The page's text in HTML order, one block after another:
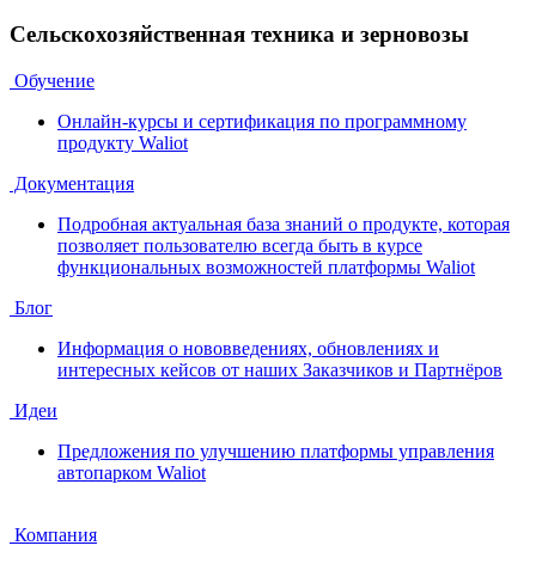
Сельскохозяйственная техника и зерновозы
Обучение
Онлайн-курсы и сертификация по программному
продукту Waliot
Документация
Подробная актуальная база знаний о продукте, которая
позволяет пользователю всегда быть в курсе
функциональных возможностей платформы Waliot
Блог
Информация о нововведениях, обновлениях и
интересных кейсов от наших Заказчиков и Партнёров
Идеи
Предложения по улучшению платформы управления
автопарком Waliot
Компания